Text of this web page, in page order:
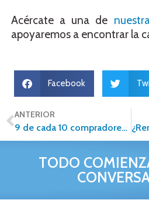
Acércate a una de
apoyaremos a encontrar la
Facebook
ANTERIOR
9 de cada 10 compradores de inmuebles intentan negociar el costo de la vivienda
TODO